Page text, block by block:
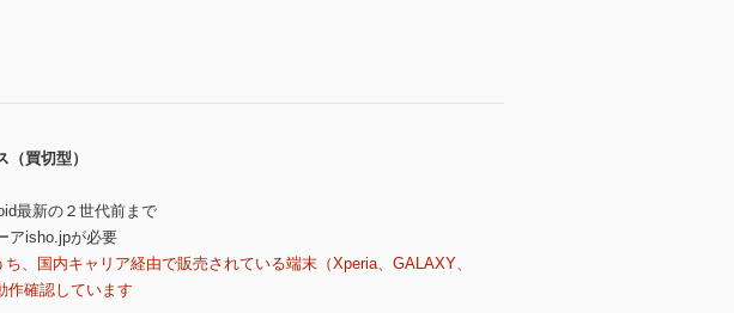
買切型）
最新の２世代前まで
アisho.jpが必要
、国内キャリア経由で販売されている端末（Xperia、GALAXY、
作確認しています